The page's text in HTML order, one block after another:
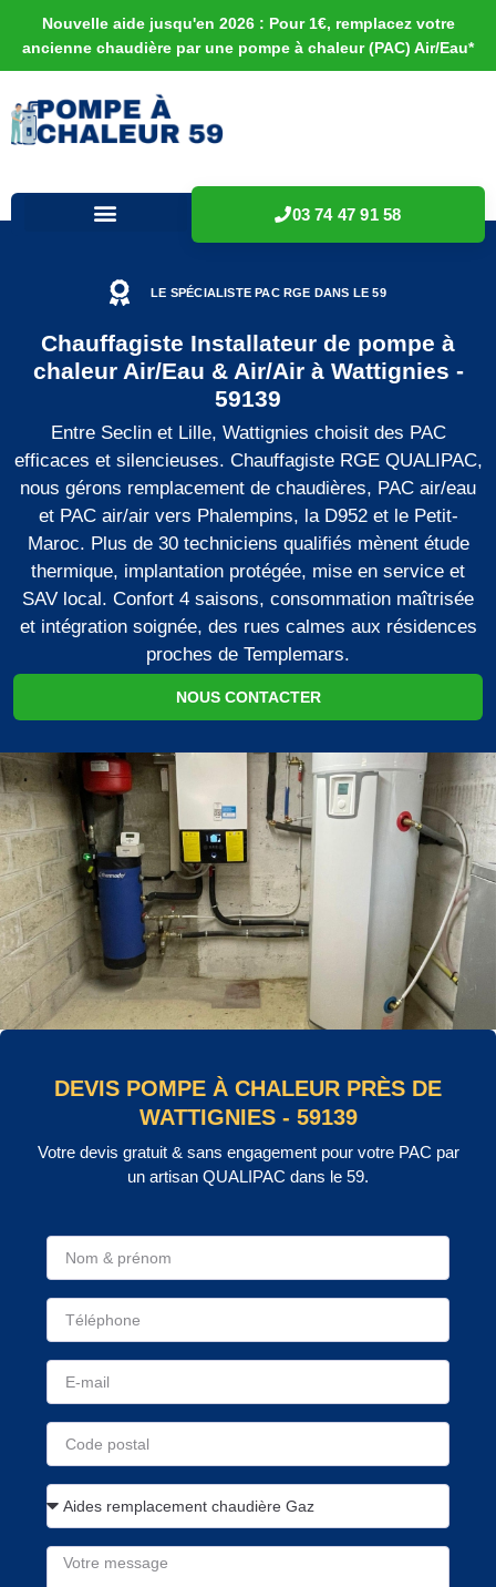
Nouvelle aide jusqu'en 2026 : Pour 1€, remplacez votre
ancienne chaudière par une pompe à chaleur (PAC) Air/Eau*
03 74 47 91 58
LE SPÉCIALISTE PAC RGE DANS LE 59
Chauffagiste Installateur de pompe à
chaleur Air/Eau & Air/Air à Wattignies -
59139
Entre Seclin et Lille, Wattignies choisit des PAC
efficaces et silencieuses. Chauffagiste RGE QUALIPAC,
nous gérons remplacement de chaudières, PAC air/eau
et PAC air/air vers Phalempins, la D952 et le Petit-
Maroc. Plus de 30 techniciens qualifiés mènent étude
thermique, implantation protégée, mise en service et
SAV local. Confort 4 saisons, consommation maîtrisée
et intégration soignée, des rues calmes aux résidences
proches de Templemars.
NOUS CONTACTER
DEVIS POMPE À CHALEUR PRÈS DE
WATTIGNIES - 59139
Votre devis gratuit & sans engagement pour votre PAC par
un artisan QUALIPAC dans le 59.